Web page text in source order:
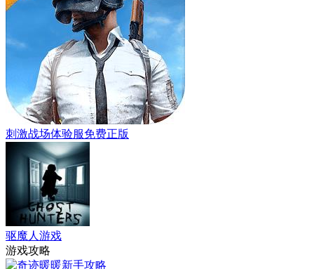
刺激战场体验服免费正版
驱魔人游戏
游戏攻略